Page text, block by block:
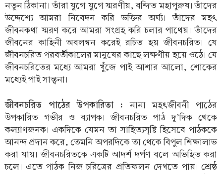
নতুন ঠিকানা। তাঁরা যুগে যুগে স্মরণীয়, বন্দিত মহাপুরুষ। তাঁদের
উদ্দেশ্যে আমরা নিবেদন করি ভক্তির অর্ঘ্য। তাঁদের মহৎ
জীবনকথা স্মরণ করে আমরা সংগ্রহ করি চলার পাথেয়। তাঁদের
জীবনের কাহিনী অবলম্বন করেই রচিত হয় জীবনচরিত। যে
জীবনচরিত পরবর্তীকালের মানুষের কাছে লক্ষণীয় হয়ে ওঠে। যে
জীবনচরিতের মধ্যে আমরা খুঁজে পাই আশার আলো, শোকের
মধ্যেই পাই সান্ত্বনা।
জীবনচরিত পাঠের উপকারিতা : নানা মহৎজীবনী পাঠের
উপকারিত গভীর ও ব্যাপক। জীবনচরিত পাঠ দু’দিক থেকে
কল্যাণজনক। একদিকে যেমন তা সাহিত্যসৃষ্টি হিসেবে পাঠককে
আনন্দ প্রদান করে, তেমনি অপরদিকে তা থেকে বিপুল শিক্ষালাভ
করা যায়। জীবনচরিতকে একটি আদর্শ দর্পণ বলে অভিহিত করা
চলে। এতে পাঠক নিজ চরিত্রের প্রতিফলন দেখতে পায়। শ্রেষ্ঠ